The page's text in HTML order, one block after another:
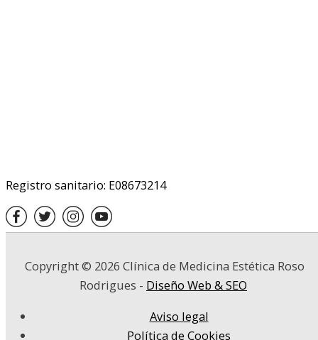
Registro sanitario: E08673214
Copyright © 2026 Clínica de Medicina Estética Roso
Rodrigues - Diseño Web & SEO
Aviso legal
Política de Cookies